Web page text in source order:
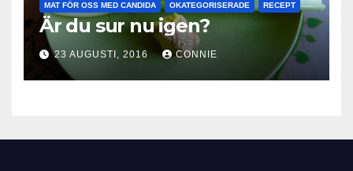
MAT FÖR OSS MED CANDIDA OKATEGORISERADE RECEPT
Är du sur nu igen?
23 AUGUSTI, 2016 CONNIE